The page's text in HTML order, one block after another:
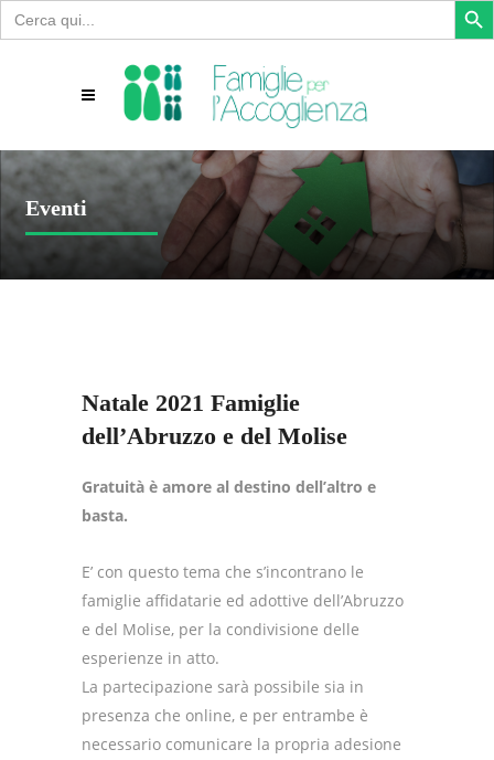
Search
for:
Eventi
Natale 2021 Famiglie
dell’Abruzzo e del Molise
Gratuità è amore al destino dell’altro e
basta.
E’ con questo tema che s’incontrano le
famiglie affidatarie ed adottive dell’Abruzzo
e del Molise, per la condivisione delle
esperienze in atto.
La partecipazione sarà possibile sia in
presenza che online, e per entrambe è
necessario comunicare la propria adesione